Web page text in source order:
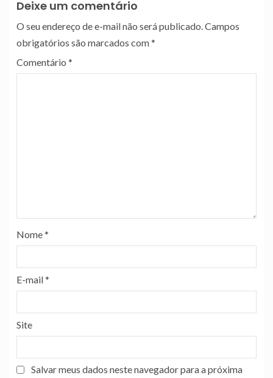
Deixe um comentário
O seu endereço de e-mail não será publicado.Campos
obrigatórios são marcados com*
Comentário *
Nome*
E-mail*
Site
Salvar meus dados neste navegador para a próxima